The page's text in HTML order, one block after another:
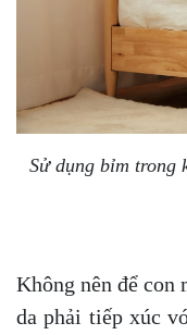
Sử dụng bỉm trong
Không nên để con
da phải tiếp xúc